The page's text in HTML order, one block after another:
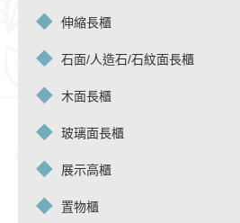
伸縮長櫃
石面/人造石/石紋面長櫃
木面長櫃
玻璃面長櫃
展示高櫃
置物櫃